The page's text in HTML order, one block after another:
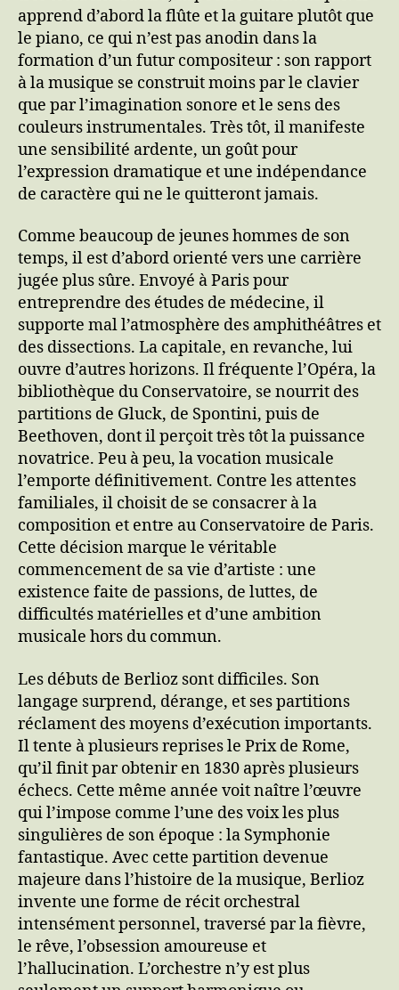
apprend d’abord la flûte et la guitare plutôt que
le piano, ce qui n’est pas anodin dans la
formation d’un futur compositeur : son rapport
à la musique se construit moins par le clavier
que par l’imagination sonore et le sens des
couleurs instrumentales. Très tôt, il manifeste
une sensibilité ardente, un goût pour
l’expression dramatique et une indépendance
de caractère qui ne le quitteront jamais.
Comme beaucoup de jeunes hommes de son
temps, il est d’abord orienté vers une carrière
jugée plus sûre. Envoyé à Paris pour
entreprendre des études de médecine, il
supporte mal l’atmosphère des amphithéâtres et
des dissections. La capitale, en revanche, lui
ouvre d’autres horizons. Il fréquente l’Opéra, la
bibliothèque du Conservatoire, se nourrit des
partitions de Gluck, de Spontini, puis de
Beethoven, dont il perçoit très tôt la puissance
novatrice. Peu à peu, la vocation musicale
l’emporte définitivement. Contre les attentes
familiales, il choisit de se consacrer à la
composition et entre au Conservatoire de Paris.
Cette décision marque le véritable
commencement de sa vie d’artiste : une
existence faite de passions, de luttes, de
difficultés matérielles et d’une ambition
musicale hors du commun.
Les débuts de Berlioz sont difficiles. Son
langage surprend, dérange, et ses partitions
réclament des moyens d’exécution importants.
Il tente à plusieurs reprises le Prix de Rome,
qu’il finit par obtenir en 1830 après plusieurs
échecs. Cette même année voit naître l’œuvre
qui l’impose comme l’une des voix les plus
singulières de son époque : la Symphonie
fantastique. Avec cette partition devenue
majeure dans l’histoire de la musique, Berlioz
invente une forme de récit orchestral
intensément personnel, traversé par la fièvre,
le rêve, l’obsession amoureuse et
l’hallucination. L’orchestre n’y est plus